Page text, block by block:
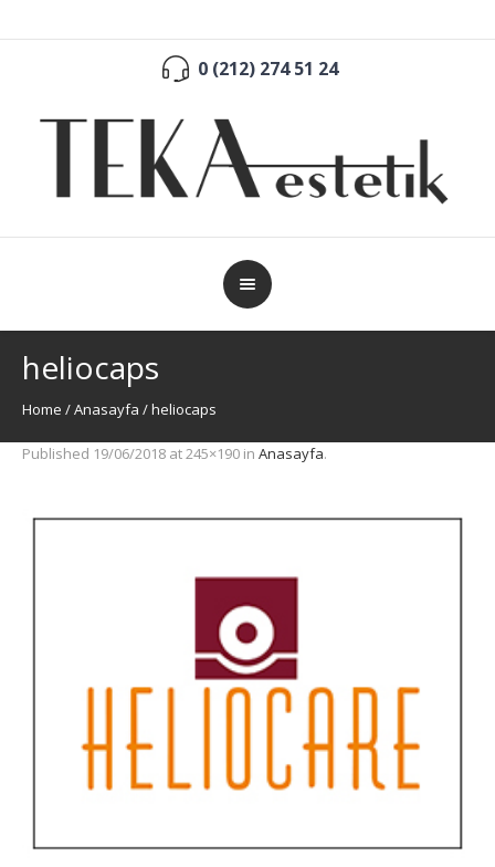
0 (212) 274 51 24
heliocaps
Home /Anasayfa /heliocaps
Published 19/06/2018 at 245×190 in Anasayfa.